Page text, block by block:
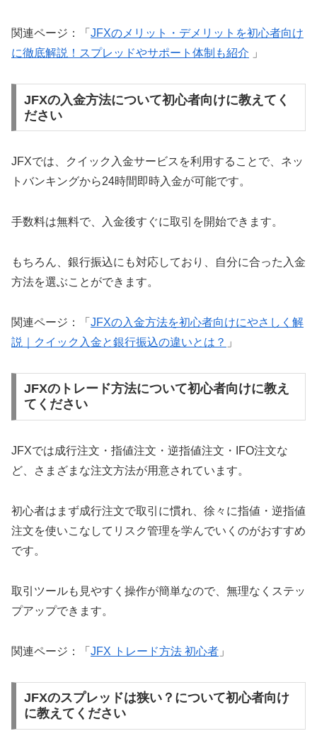
関連ページ：「 JFXのメリット・デメリットを初心者向け
に徹底解説！スプレッドやサポート体制も紹介
」
JFXの入金方法について初心者向けに教えてく
ださい
JFXでは、クイック入金サービスを利用することで、ネッ
トバンキングから24時間即時入金が可能です。
手数料は無料で、入金後すぐに取引を開始できます。
もちろん、銀行振込にも対応しており、自分に合った入金
方法を選ぶことができます。
関連ページ：「 JFXの入金方法を初心者向けにやさしく解
説｜クイック入金と銀行振込の違いとは？ 」
JFXのトレード方法について初心者向けに教え
てください
JFXでは成行注文・指値注文・逆指値注文・IFO注文な
ど、さまざまな注文方法が用意されています。
初心者はまず成行注文で取引に慣れ、徐々に指値・逆指値
注文を使いこなしてリスク管理を学んでいくのがおすすめ
です。
取引ツールも見やすく操作が簡単なので、無理なくステッ
プアップできます。
関連ページ：「 JFX トレード方法 初心者 」
JFXのスプレッドは狭い？について初心者向け
に教えてください